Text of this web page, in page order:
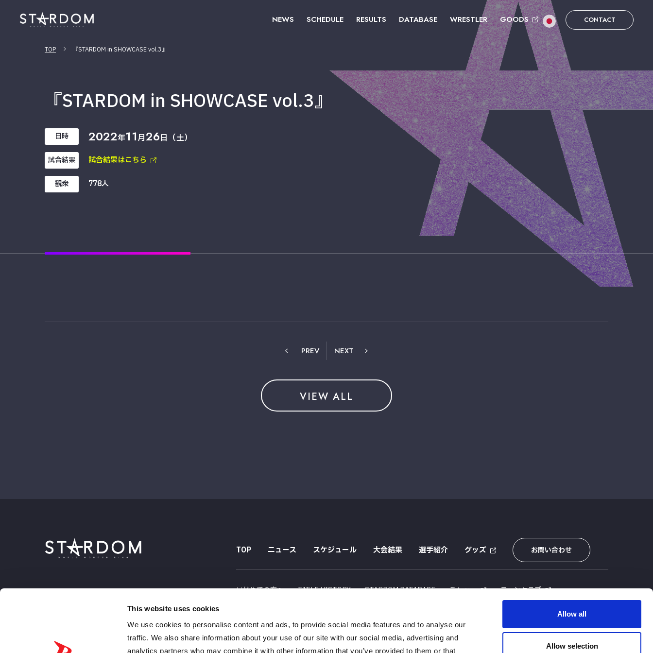
This website uses cookies
We use cookies to personalise content and ads, to provide social media features and to analyse our
traffic. We also share information about your use of our site with our social media, advertising and
analytics partners who may combine it with other information that you’ve provided to them or that
Allow all
Allow selection
NEWS SCHEDULE RESULTS DATABASE WRESTLER GOODS CONTACT
TOP 『STARDOM in SHOWCASE vol.3』
『STARDOM in SHOWCASE vol.3』
日時 2022年11月26日（土）
試合結果 試合結果はこちら
観衆 778人
PREV NEXT
VIEW ALL
TOP ニュース スケジュール 大会結果 選手紹介 グッズ お問い合わせ
はじめての方へ TITLE HISTORY STARDOM DATABASE チケット ファンクラブ
採用情報